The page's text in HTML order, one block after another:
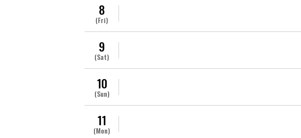
8
(Fri)
9
(Sat)
10
(Sun)
11
(Mon)